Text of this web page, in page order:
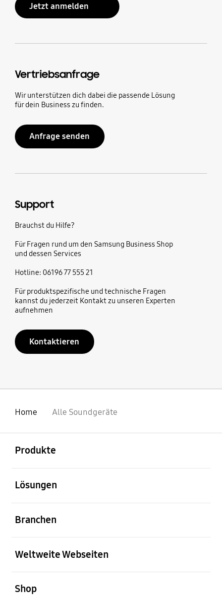
Jetzt anmelden
Vertriebsanfrage
Wir unterstützen dich dabei die passende Lösung
für dein Business zu finden.
Anfrage senden
Support
Brauchst du Hilfe?
Für Fragen rund um den Samsung Business Shop
und dessen Services
Hotline: 06196 77 555 21
Für produktspezifische und technische Fragen
kannst du jederzeit Kontakt zu unseren Experten
aufnehmen
Kontaktieren
Home Alle Soundgeräte
Produkte
Lösungen
Branchen
Weltweite Webseiten
Shop